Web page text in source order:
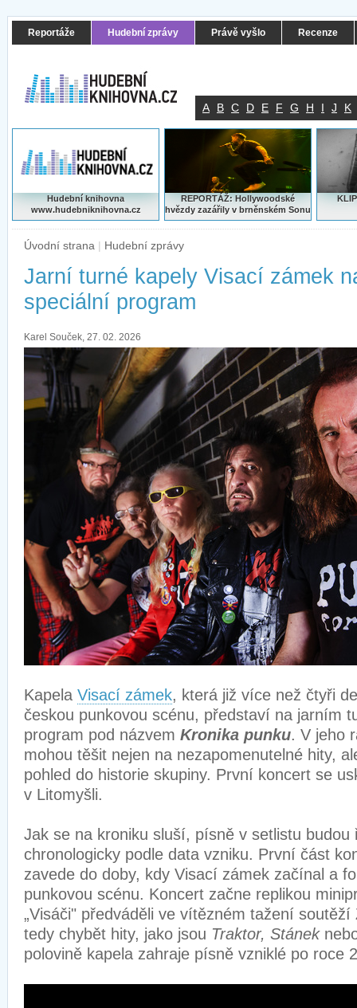
Reportáže Hudební zprávy Právě vyšlo Recenze
A B C D E F G H I J K
Hudební knihovna
www.hudebniknihovna.cz
REPORTÁŽ: Hollywoodské
hvězdy zazářily v brněnském Sonu
Úvodní strana | Hudební zprávy
Jarní turné kapely Visací zámek
speciální program
Karel Souček, 27. 02. 2026
Kapela Visací zámek, která již více než čtyři
českou punkovou scénu, představí na jarním
program pod názvem Kronika punku. V jeho
mohou těšit nejen na nezapomenutelné hity,
pohled do historie skupiny. První koncert se
v Litomyšli.
Jak se na kroniku sluší, písně v setlistu budou
chronologicky podle data vzniku. První část
zavede do doby, kdy Visací zámek začínal a
punkovou scénu. Koncert začne replikou
„Visáči" předváděli ve vítězném tažení soutěží
tedy chybět hity, jako jsou Traktor, Stánek
polovině kapela zahraje písně vzniklé po roce